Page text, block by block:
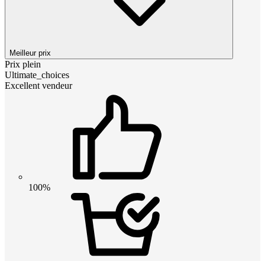
Meilleur prix
Prix plein
Ultimate_choices
Excellent vendeur
100%